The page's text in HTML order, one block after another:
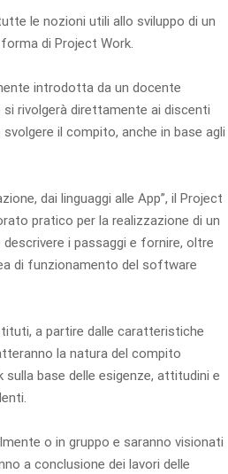
le nozioni utili allo sviluppo di un
di Project Work.
introdotta da un docente
rivolgerà direttamente ai discenti
il compito, anche in base agli
dai linguaggi alle App”, il Project
pratico per la realizzazione di un
i passaggi e fornire, oltre
di funzionamento del software
a partire dalle caratteristiche
la natura del compito
base delle esigenze, attitudini e
o in gruppo e saranno visionati
a conclusione dei lavori delle